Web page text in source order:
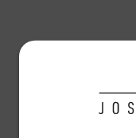
Lo Syrah del